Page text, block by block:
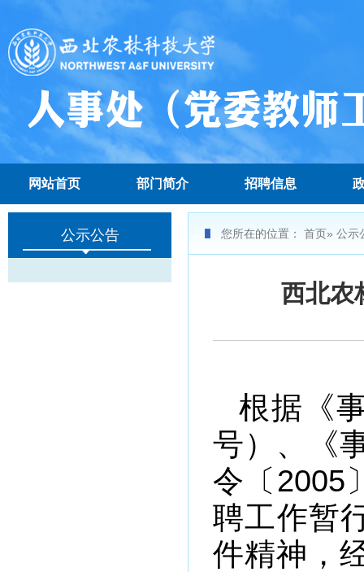
网站首页 部门简介 招聘信息
公示公告 您所在的位置： 首页» 公示
西北农
根据《
号）、《
令〔2005
聘工作暂
件精神，